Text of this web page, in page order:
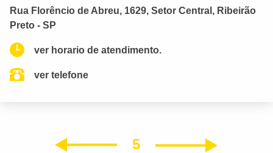
Rua Florêncio de Abreu, 1629, Setor Central, Ribeirão
Preto - SP
ver horario de atendimento.
ver telefone
5